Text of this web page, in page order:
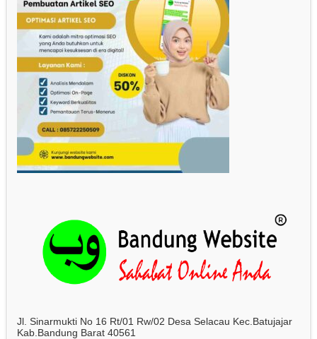
Jl. Sinarmukti No 16 Rt/01 Rw/02 Desa Selacau Kec.Batujajar
Kab.Bandung Barat 40561